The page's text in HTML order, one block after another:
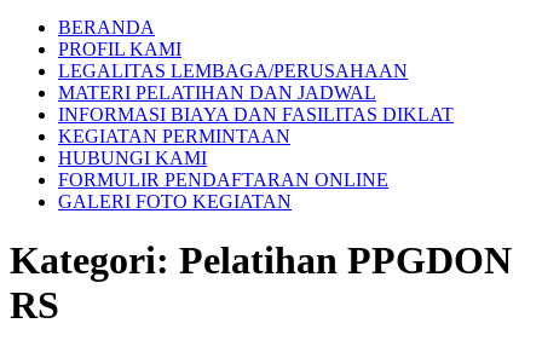
BERANDA
PROFIL KAMI
LEGALITAS LEMBAGA/PERUSAHAAN
MATERI PELATIHAN DAN JADWAL
INFORMASI BIAYA DAN FASILITAS DIKLAT
KEGIATAN PERMINTAAN
HUBUNGI KAMI
FORMULIR PENDAFTARAN ONLINE
GALERI FOTO KEGIATAN
Kategori: Pelatihan PPGDON
RS